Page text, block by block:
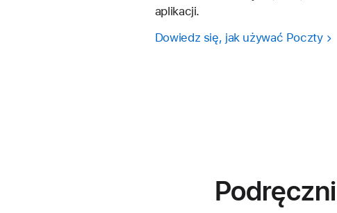
aplikacji.
Dowiedz się, jak używać Poczty